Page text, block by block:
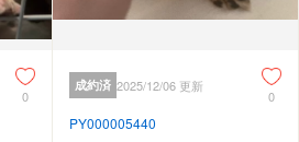
0
成約済 2025/12/06 更新
0
PY000005440